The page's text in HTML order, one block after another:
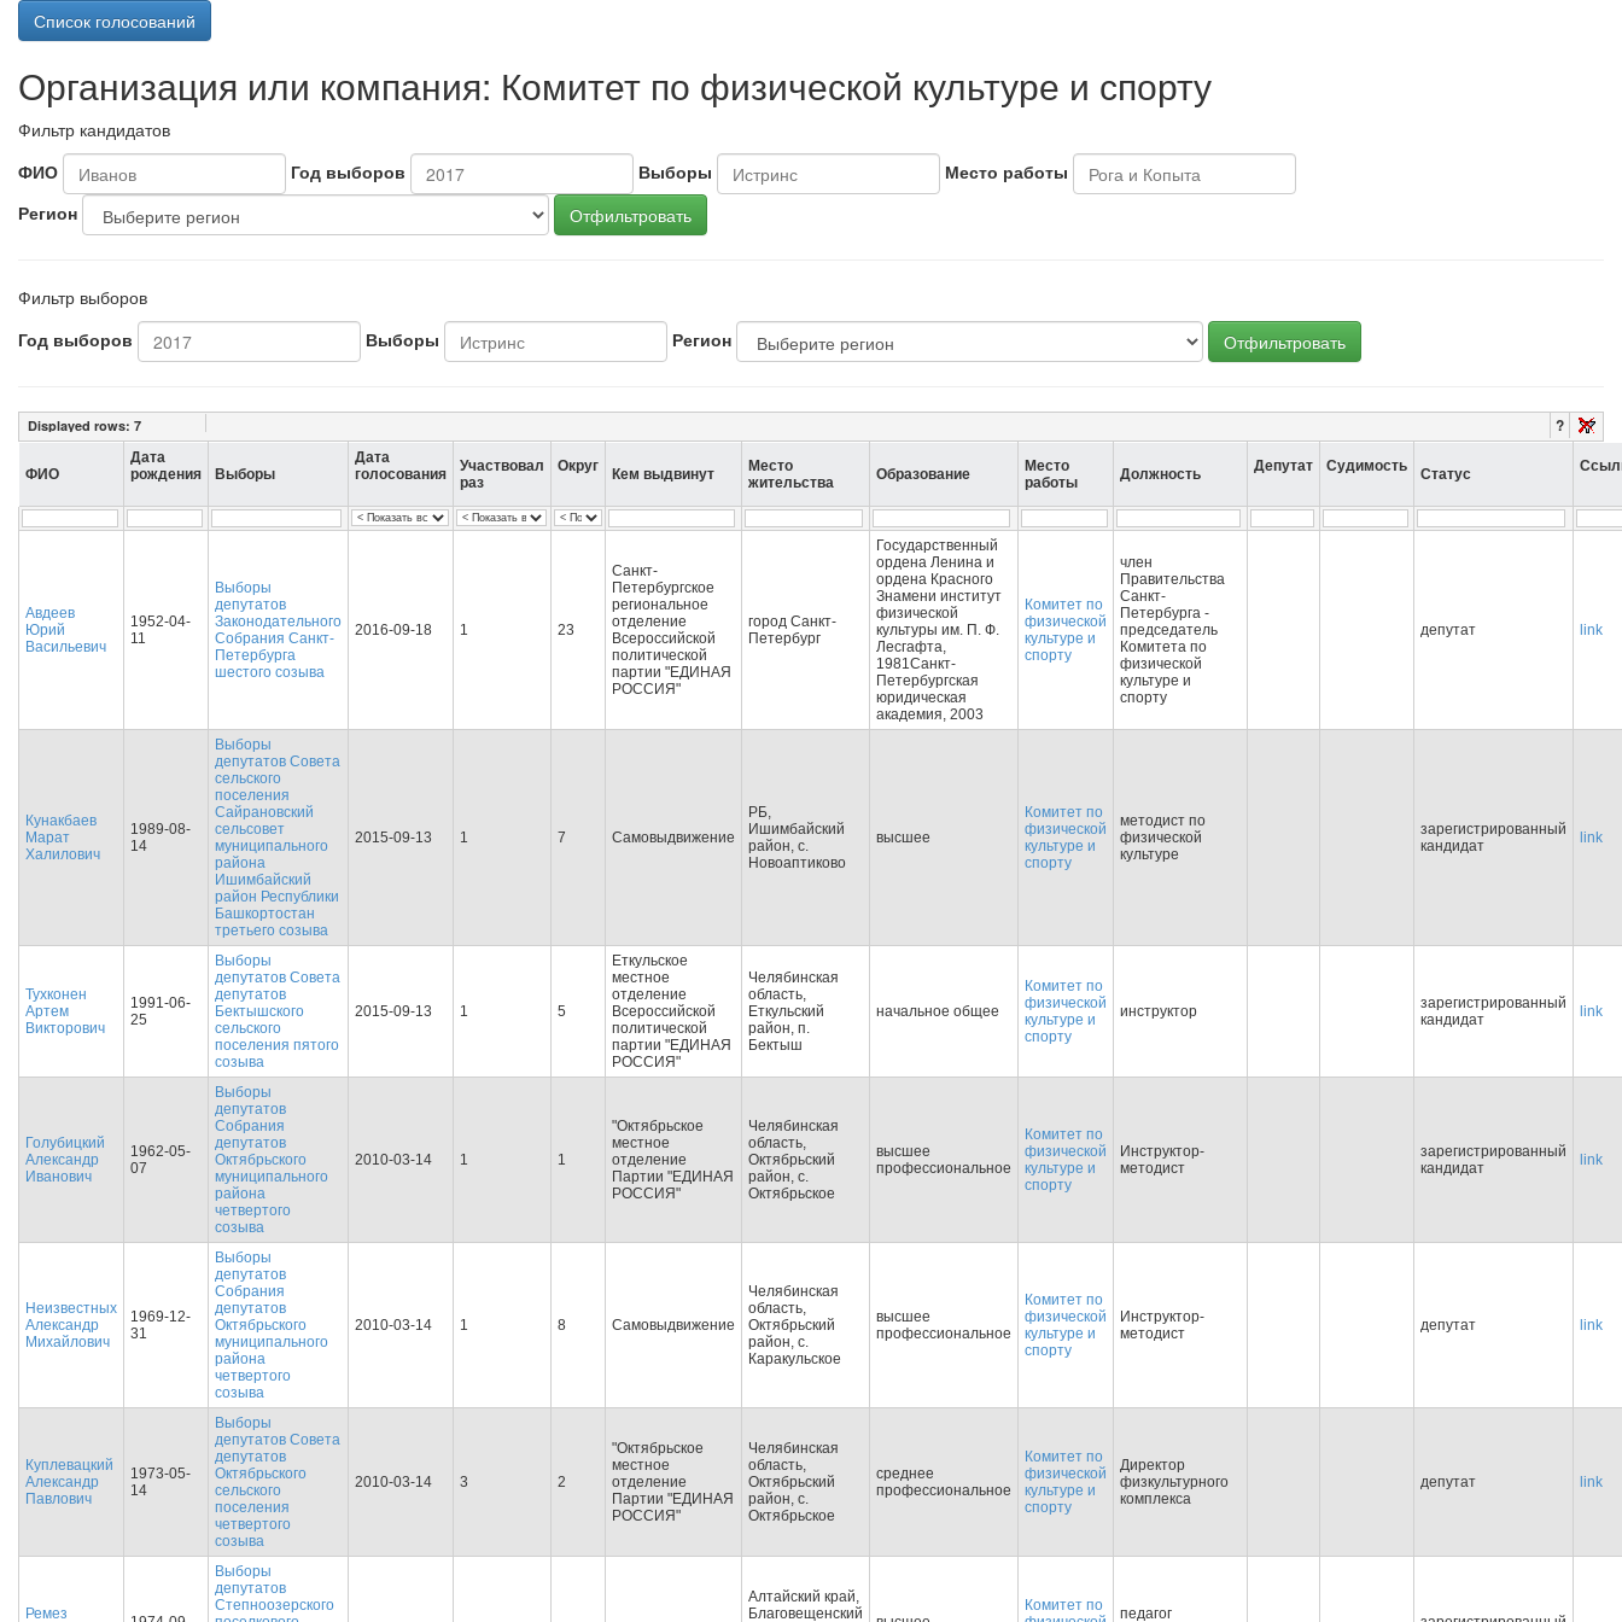
Список голосований
Организация или компания: Комитет по физической культуре и спорту
Фильтр кандидатов
ФИО
Год выборов Выборы
Место работы
Регион
Отфильтровать
Фильтр выборов
Год выборов
Выборы Регион Отфильтровать
Displayed rows: 7 ?
ФИО
Дата
рождения
Выборы
Дата
голосования
Участвовал
раз
Округ Кем выдвинут
Место
жительства
Образование
Место
работы
Должность Депутат Судимость Статус
Авдеев
Юрий
Васильевич
1952-04-
11
Выборы
депутатов
Законодательного
Собрания Санкт-
Петербурга
шестого созыва
2016-09-18 1 23
Санкт-
Петербургское
региональное
отделение
Всероссийской
политической
партии "ЕДИНАЯ
РОССИЯ"
город Санкт-
Петербург
Государственный
ордена Ленина и
ордена Красного
Знамени институт
физической
культуры им. П. Ф.
Лесгафта,
1981Санкт-
Петербургская
юридическая
академия, 2003
Комитет по
физической
культуре и
спорту
член
Правительства
Санкт-
Петербурга -
председатель
Комитета по
физической
культуре и
спорту
депутат link
Кунакбаев
Марат
Халилович
1989-08-
14
Выборы
депутатов Совета
сельского
поселения
Сайрановский
сельсовет
муниципального
района
Ишимбайский
район Республики
Башкортостан
третьего созыва
2015-09-13 1 7 Самовыдвижение
РБ,
Ишимбайский
район, с.
Новоаптиково
высшее
Комитет по
физической
культуре и
спорту
методист по
физической
культуре
зарегистрированный
кандидат
link
Тухконен
Артем
Викторович
1991-06-
25
Выборы
депутатов Совета
депутатов
Бектышского
сельского
поселения пятого
созыва
2015-09-13 1 5
Еткульское
местное
отделение
Всероссийской
политической
партии "ЕДИНАЯ
РОССИЯ"
Челябинская
область,
Еткульский
район, п.
Бектыш
начальное общее
Комитет по
физической
культуре и
спорту
инструктор
зарегистрированный
кандидат
link
Голубицкий
Александр
Иванович
1962-05-
07
Выборы
депутатов
Собрания
депутатов
Октябрьского
муниципального
района
четвертого
созыва
2010-03-14 1 1
"Октябрьское
местное
отделение
Партии "ЕДИНАЯ
РОССИЯ"
Челябинская
область,
Октябрьский
район, с.
Октябрьское
высшее
профессиональное
Комитет по
физической
культуре и
спорту
Инструктор-
методист
зарегистрированный
кандидат
link
Неизвестных
Александр
Михайлович
1969-12-
31
Выборы
депутатов
Собрания
депутатов
Октябрьского
муниципального
района
четвертого
созыва
2010-03-14 1 8 Самовыдвижение
Челябинская
область,
Октябрьский
район, с.
Каракульское
высшее
профессиональное
Комитет по
физической
культуре и
спорту
Инструктор-
методист
депутат link
Куплевацкий
Александр
Павлович
1973-05-
14
Выборы
депутатов Совета
депутатов
Октябрьского
сельского
поселения
четвертого
созыва
2010-03-14 3 2
"Октябрьское
местное
отделение
Партии "ЕДИНАЯ
РОССИЯ"
Челябинская
область,
Октябрьский
район, с.
Октябрьское
среднее
профессиональное
Комитет по
физической
культуре и
спорту
Директор
физкультурного
комплекса
депутат link
Ремез
Выборы
депутатов
Степноозерского
Алтайский край,
Благовещенский
Комитет по
педагог